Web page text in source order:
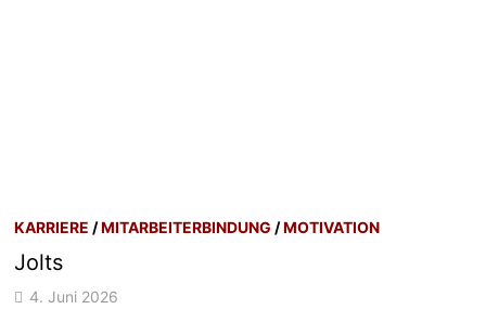
KARRIERE /MITARBEITERBINDUNG /MOTIVATION
Jolts
4. Juni 2026